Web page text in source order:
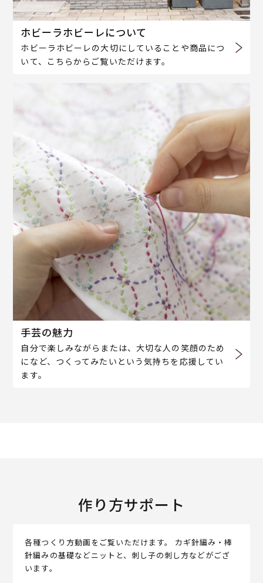
ホビーラホビーレについて
ホビーラホビーレの大切にしていることや商品につ
いて、こちらからご覧いただけます。
手芸の魅力
自分で楽しみながらまたは、大切な人の笑顔のため
になど、つくってみたいという気持ちを応援してい
ます。
作り方サポート
各種つくり方動画をご覧いただけます。 カギ針編み・棒
針編みの基礎などニットと、刺し子の刺し方などがござ
います。